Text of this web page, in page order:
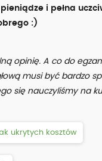
i pełna
:)
opinię. A co do
musi być bardzo
się nauczyliśmy na
ukrytych kosztów